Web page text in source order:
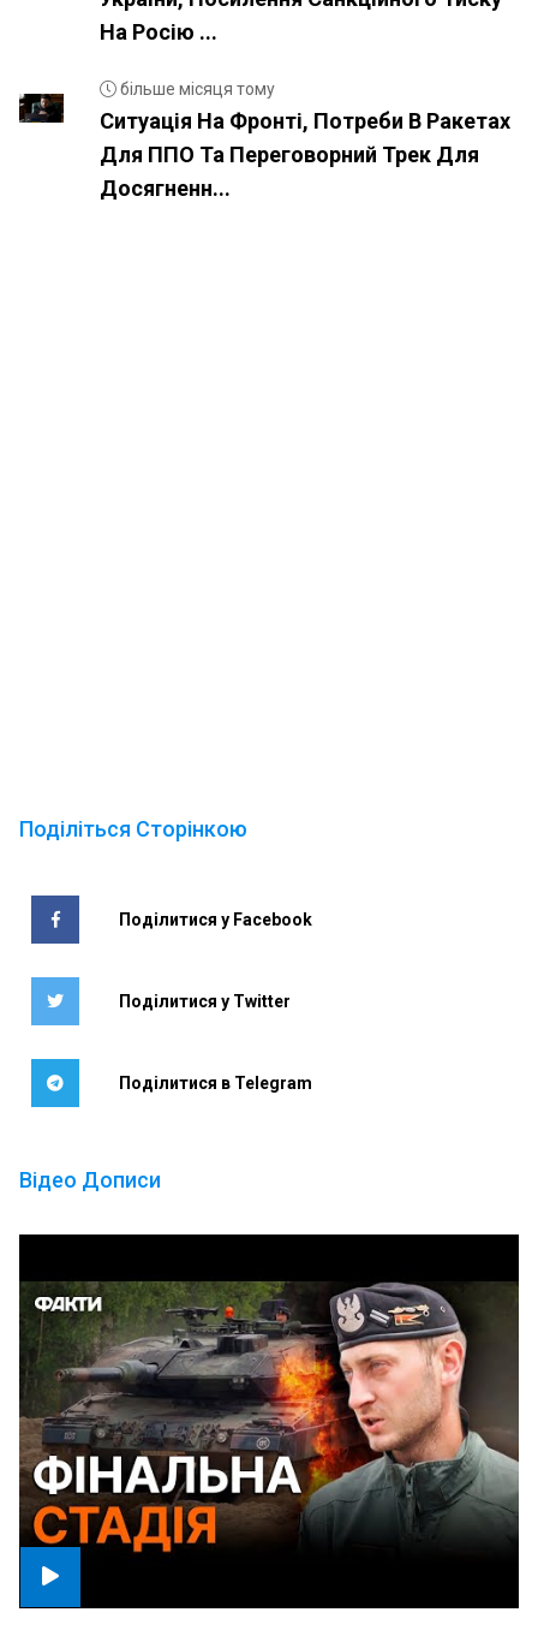
На Росію ...
більше місяця тому
Ситуація На Фронті, Потреби В Ракетах
Для ППО Та Переговорний Трек Для
Досягненн...
Поділіться Сторінкою
Поділитися у Facebook
Поділитися у Twitter
Поділитися в Telegram
Відео Дописи